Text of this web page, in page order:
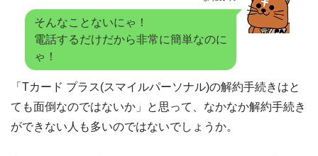
そんなことないにゃ！
電話するだけだから非常に簡単なのに
ゃ！
「Tカード プラス(スマイルパーソナル)の解約手続きはと
ても面倒なのではないか」と思って、なかなか解約手続き
ができない人も多いのではないでしょうか。